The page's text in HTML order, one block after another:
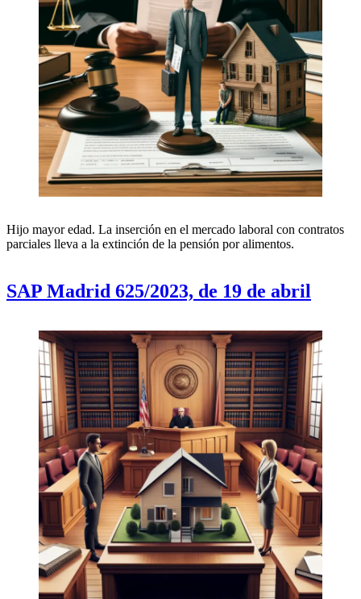
Hijo mayor edad. La inserción en el mercado laboral con contratos
parciales lleva a la extinción de la pensión por alimentos.
SAP Madrid 625/2023, de 19 de abril